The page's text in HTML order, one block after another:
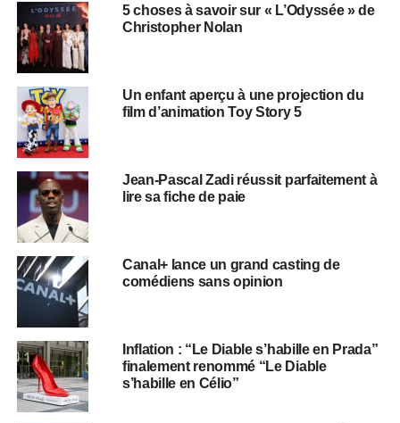
5 choses à savoir sur « L’Odyssée » de
Christopher Nolan
Un enfant aperçu à une projection du
film d’animation Toy Story 5
Jean-Pascal Zadi réussit parfaitement à
lire sa fiche de paie
Canal+ lance un grand casting de
comédiens sans opinion
Inflation : “Le Diable s’habille en Prada”
finalement renommé “Le Diable
s’habille en Célio”